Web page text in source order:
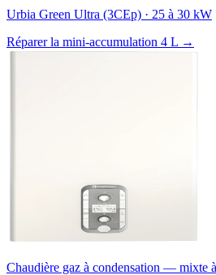
Urbia Green Ultra (3CEp) · 25 à 30 kW
Réparer la mini-accumulation 4 L →
Chaudière gaz à condensation — mixte